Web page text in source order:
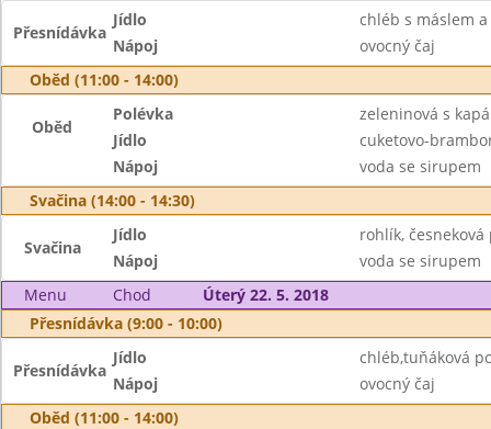
Přesnídávka
Jídlo
chléb s máslem
Nápoj
ovocný čaj
Oběd (11:00 - 14:00)
Oběd
Polévka
zeleninová s
Jídlo
cuketovo-
Nápoj
voda se sirupem
Svačina (14:00 - 14:30)
Svačina
Jídlo
rohlík, česneková
Nápoj
voda se sirupem
Menu
Chod
Úterý 22. 5. 2018
Přesnídávka (9:00 - 10:00)
Přesnídávka
Jídlo
chléb,tuňáková
Nápoj
ovocný čaj
Oběd (11:00 - 14:00)